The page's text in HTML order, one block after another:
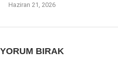
Haziran 21, 2026
YORUM BIRAK